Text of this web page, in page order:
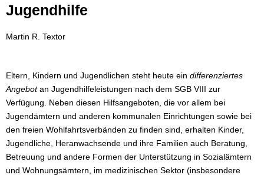
Jugendhilfe
Martin R. Textor
Eltern, Kindern und Jugendlichen steht heute ein differenziertes
Angebotan Jugendhilfeleistungen nach dem SGB VIII zur
Verfügung. Neben diesen Hilfsangeboten, die vor allem bei
Jugendämtern und anderen kommunalen Einrichtungen sowie bei
den freien Wohlfahrtsverbänden zu finden sind, erhalten Kinder,
Jugendliche, Heranwachsende und ihre Familien auch Beratung,
Betreuung und andere Formen der Unterstützung in Sozialämtern
und Wohnungsämtern, im medizinischen Sektor (insbesondere